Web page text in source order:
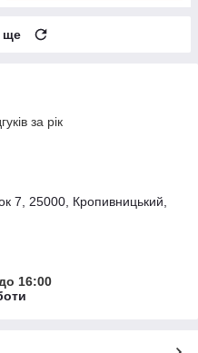
ще
за рік
7, 25000, Кропивницький,
16:00